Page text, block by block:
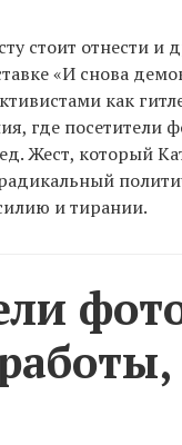
стоит отнести и
«И снова
как
где посетители
Жест, который
и тирании.